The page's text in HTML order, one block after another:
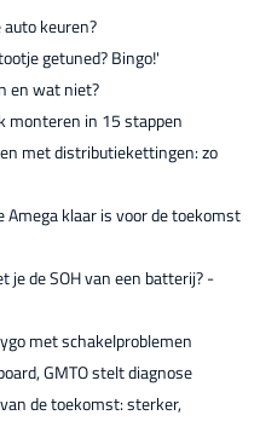
auto keuren?
getuned? Bingo!'
en wat niet?
monteren in 15 stappen
met distributiekettingen: zo
klaar is voor de toekomst
je de SOH van een batterij? -
met schakelproblemen
GMTO stelt diagnose
de toekomst: sterker,